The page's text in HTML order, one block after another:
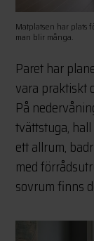
Matplatsen har plats
man blir många.
Paret har
vara praktiskt
På
tvättstuga,
ett allrum,
med
sovrum finns